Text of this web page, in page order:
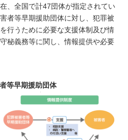
、全国で計47団体が指定されてい
者等早期援助団体に対し、犯罪被
行うために必要な支援体制及び情
秘義務等に関し、情報提供や必要
等早期援助団体